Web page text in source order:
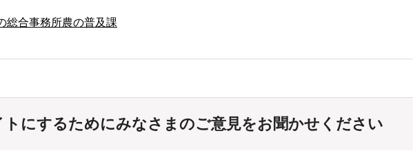
総合事務所農の普及課
にするためにみなさまのご意見をお聞かせください